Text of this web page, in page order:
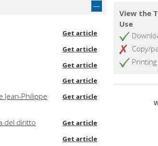
Get article
Get article
Get article
Get article
Jean-Philippe
Get article
del diritto Get article
Get article
View the
Use
Copy/
Printing